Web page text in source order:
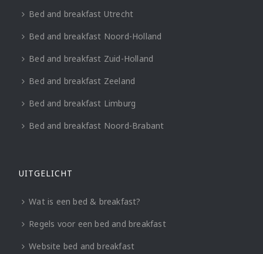
Bed and breakfast Utrecht
Bed and breakfast Noord-Holland
Bed and breakfast Zuid-Holland
Bed and breakfast Zeeland
Bed and breakfast Limburg
Bed and breakfast Noord-Brabant
UITGELICHT
Wat is een bed & breakfast?
Regels voor een bed and breakfast
Website bed and breakfast